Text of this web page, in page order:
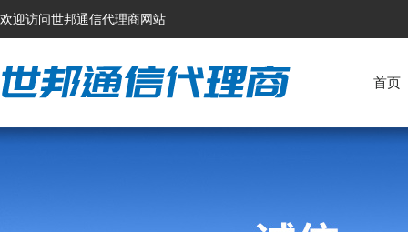
欢迎访问世邦通信代理商网站
首页